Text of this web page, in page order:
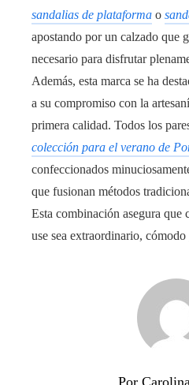
sandalias de plataforma o
apostando por un calzado que
necesario para disfrutar
Además, esta marca se ha
a su compromiso con la
primera calidad. Todos los
colección para el verano de
confeccionados
que fusionan métodos
Esta combinación asegura que
use sea extraordinario,
Por